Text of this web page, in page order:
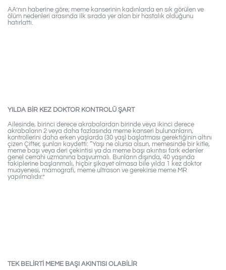
AA’nın haberine göre; meme kanserinin kadınlarda en sık görülen ve
ölüm nedenleri arasında ilk sırada yer alan bir hastalık olduğunu
hatırlattı.
YILDA BİR KEZ DOKTOR KONTROLÜ ŞART
Ailesinde, birinci derece akrabalardan birinde veya ikinci derece
akrabaların 2 veya daha fazlasında meme kanseri bulunanların,
kontrollerini daha erken yaşlarda (30 yaş) başlatması gerektiğinin altını
çizen Çifter, şunları kaydetti: “Yaşı ne olursa olsun, memesinde bir kitle,
meme başı veya deri çekintisi ya da meme başı akıntısı fark edenler
genel cerrahi uzmanına başvurmalı. Bunların dışında, 40 yaşında
takiplerine başlanmalı, hiçbir şikayet olmasa bile yılda 1 kez doktor
muayenesi, mamografi, meme ultrason ve gerekirse meme MR
yapılmalıdır.”
TEK BELİRTİ MEME BAŞI AKINTISI OLABİLİR